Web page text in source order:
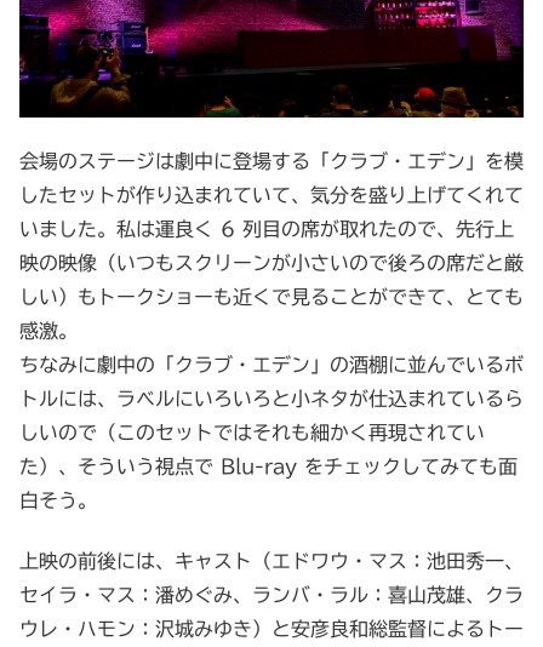
会場のステージは劇中に登場する「クラブ・エデン」を模
したセットが作り込まれていて、気分を盛り上げてくれて
いました。私は運良く 6 列目の席が取れたので、先行上
映の映像（いつもスクリーンが小さいので後ろの席だと厳
しい）もトークショーも近くで見ることができて、とても
感激。
ちなみに劇中の「クラブ・エデン」の酒棚に並んでいるボ
トルには、ラベルにいろいろと小ネタが仕込まれているら
しいので（このセットではそれも細かく再現されてい
た）、そういう視点で Blu-ray をチェックしてみても面
白そう。
上映の前後には、キャスト（エドワウ・マス：池田秀一、
セイラ・マス：潘めぐみ、ランバ・ラル：喜山茂雄、クラ
ウレ・ハモン：沢城みゆき）と安彦良和総監督によるトー